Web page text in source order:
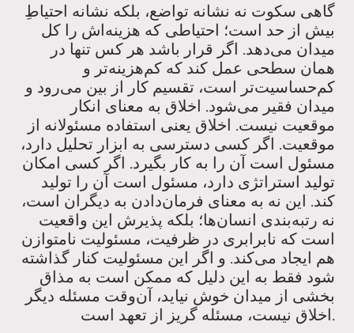
گاهی سکوت نه نشانه تواضع، بلکه نشانه احتیاطِ
بیش از حد است؛ احتیاطی که هزینه‌اش را کل
میدان می‌دهد. اگر قرار باشد هر کس تنها در
همان سطحی عمل کند که کم‌هزینه‌تر و
کم‌حساسیت‌تر است، تقسیم کار از بین می‌رود و
میدان فقیر می‌شود. اخلاق به معنای انکار
موقعیت نیست. اخلاق یعنی استفاده مسئولانه از
موقعیت. اگر کسی دسترسی به ابزار تحلیل دارد،
مسئول است آن را به کار بگیرد. اگر کسی امکان
تولید استراتژی دارد، مسئول است آن را تولید
کند. این نه به معنای فرمان‌دادن به دیگران است،
نه رتبه‌بندی انسان‌ها؛ بلکه پذیرش این واقعیت
است که نابرابری در ظرفیت، مسئولیت نامتوازن
هم ایجاد می‌کند. و اگر این مسئولیت کنار گذاشته
شود فقط به این دلیل که ممکن است به مذاق
بخشی از میدان خوش نیاید، آن‌وقت مسئله دیگر
اخلاق نیست، مسئله گریز از تعهد است.